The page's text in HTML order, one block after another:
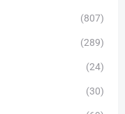
(807)
(289)
(24)
(30)